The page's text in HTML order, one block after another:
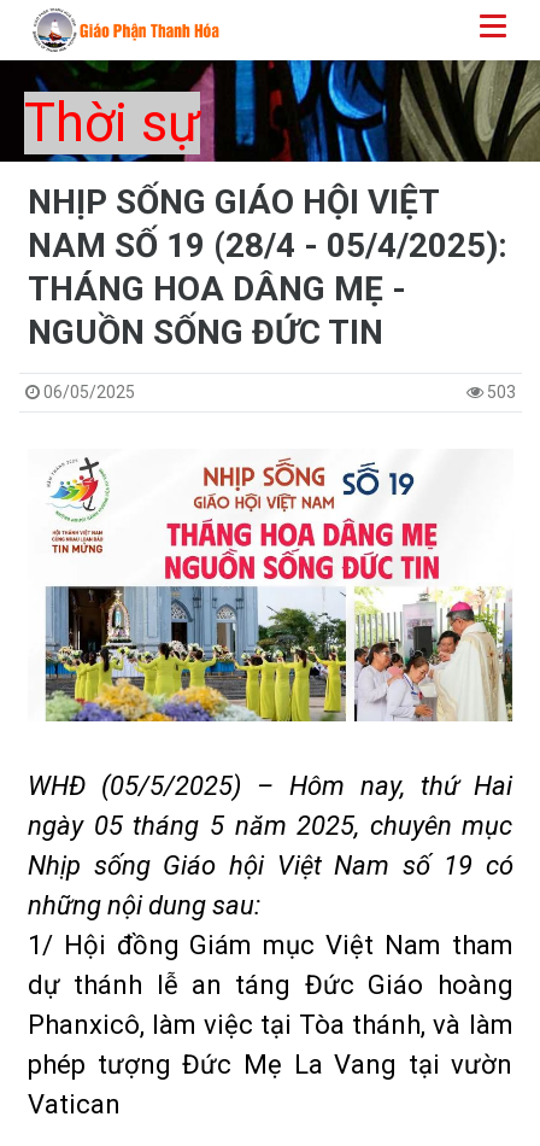
Thời sự
NHỊP SỐNG GIÁO HỘI VIỆT
NAM SỐ 19 (28/4 - 05/4/2025):
THÁNG HOA DÂNG MẸ -
NGUỒN SỐNG ĐỨC TIN
06/05/2025 503
WHĐ (05/5/2025) – Hôm nay, thứ Hai
ngày 05 tháng 5 năm 2025, chuyên mục
Nhịp sống Giáo hội Việt Nam số 19 có
những nội dung sau:
1/ Hội đồng Giám mục Việt Nam tham
dự thánh lễ an táng Đức Giáo hoàng
Phanxicô, làm việc tại Tòa thánh, và làm
phép tượng Đức Mẹ La Vang tại vườn
Vatican